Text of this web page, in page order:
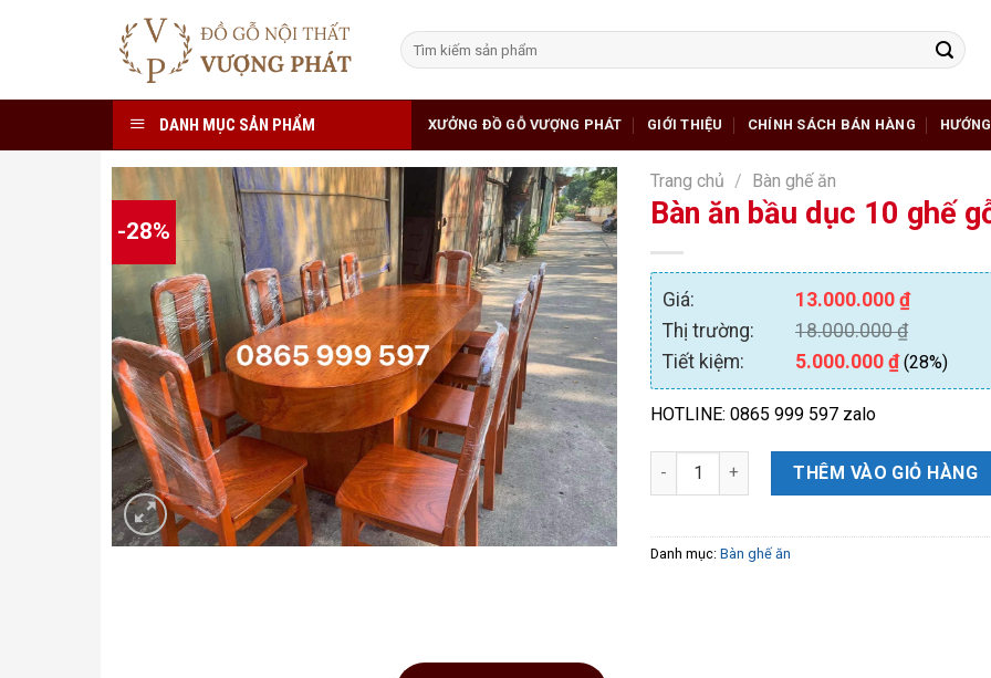
Tìm
kiếm:
DANH MỤC SẢN PHẨM XƯỞNG ĐỒ GỖ VƯỢNG PHÁT GIỚI THIỆU CHÍNH SÁCH BÁN HÀNG
-28%
Trang chủ / Bàn ghế ăn
Bàn ăn bầu dục 10 ghế
Giá: 13.000.000₫
Thị trường:
18.000.000₫
Tiết kiệm:
5.000.000₫(28%)
HOTLINE: 0865 999 597 zalo
Bàn ăn bầu dục 10 ghế gỗ Hương đá đỏ số
THÊM VÀO GIỎ HÀNG
Danh mục:Bàn ghế ăn